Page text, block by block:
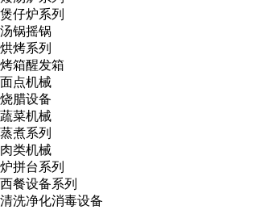
煲仔炉系列
汤锅摇锅
烘烤系列
烤箱醒发箱
面点机械
烧腊设备
蔬菜机械
蒸煮系列
肉类机械
炉拼台系列
西餐设备系列
清洗净化消毒设备